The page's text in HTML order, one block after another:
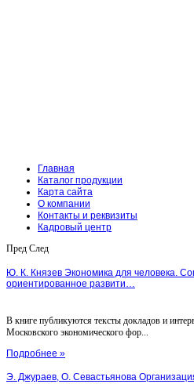
Главная
Каталог продукции
Карта сайта
О компании
Контакты и реквизиты
Кадровый центр
Пред След
Ю. К. Князев Экономика для человека.
ориентированное развити…
В книге публикуются тексты докладов и
Московского экономического фор...
Подробнее »
Э. Джураев, О. Севастьянова